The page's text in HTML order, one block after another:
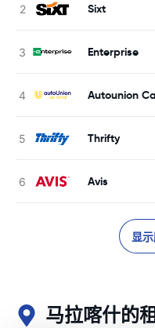
Sixt
Enterprise
Autounion
Thrifty
Avis
显
马拉喀什的